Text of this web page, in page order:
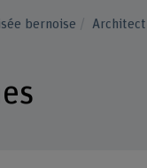
bernoise